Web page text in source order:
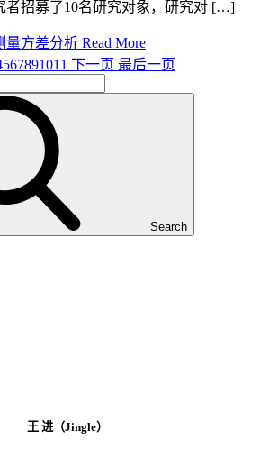
者招募了10名研究对象，研究对 […]
量方差分析 Read More
567891011 下一页 最后一页
Search
王 进（Jingle）